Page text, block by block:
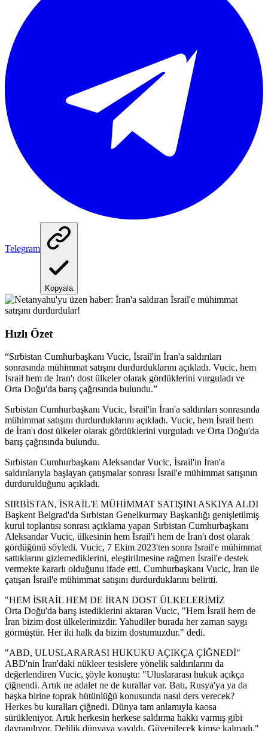
Telegram
Kopyala
Hızlı Özet
“Sırbistan Cumhurbaşkanı Vucic, İsrail'in İran'a saldırıları
sonrasında mühimmat satışını durdurduklarını açıkladı. Vucic, hem
İsrail hem de İran'ı dost ülkeler olarak gördüklerini vurguladı ve
Orta Doğu'da barış çağrısında bulundu.”
Sırbistan Cumhurbaşkanı Vucic, İsrail'in İran'a saldırıları sonrasında
mühimmat satışını durdurduklarını açıkladı. Vucic, hem İsrail hem
de İran'ı dost ülkeler olarak gördüklerini vurguladı ve Orta Doğu'da
barış çağrısında bulundu.
Sırbistan Cumhurbaşkanı Aleksandar Vucic, İsrail'in İran'a
saldırılarıyla başlayan çatışmalar sonrası İsrail'e mühimmat satışının
durdurulduğunu açıkladı.
SIRBİSTAN, İSRAİL'E MÜHİMMAT SATIŞINI ASKIYA ALDI
Başkent Belgrad'da Sırbistan Genelkurmay Başkanlığı genişletilmiş
kurul toplantısı sonrası açıklama yapan Sırbistan Cumhurbaşkanı
Aleksandar Vucic, ülkesinin hem İsrail'i hem de İran'ı dost olarak
gördüğünü söyledi. Vucic, 7 Ekim 2023'ten sonra İsrail'e mühimmat
sattıklarını gizlemediklerini, eleştirilmesine rağmen İsrail'e destek
vermekte kararlı olduğunu ifade etti. Cumhurbaşkanı Vucic, İran ile
çatışan İsrail'e mühimmat satışını durdurduklarını belirtti.
"HEM İSRAİL HEM DE İRAN DOST ÜLKELERİMİZ
Orta Doğu'da barış istediklerini aktaran Vucic, "Hem İsrail hem de
İran bizim dost ülkelerimizdir. Yahudiler burada her zaman saygı
görmüştür. Her iki halk da bizim dostumuzdur." dedi.
"ABD, ULUSLARARASI HUKUKU AÇIKÇA ÇİĞNEDİ"
ABD'nin İran'daki nükleer tesislere yönelik saldırılarını da
değerlendiren Vucic, şöyle konuştu: "Uluslararası hukuk açıkça
çiğnendi. Artık ne adalet ne de kurallar var. Batı, Rusya'ya ya da
başka birine toprak bütünlüğü konusunda nasıl ders verecek?
Herkes bu kuralları çiğnedi. Dünya tam anlamıyla kaosa
sürükleniyor. Artık herkesin herkese saldırma hakkı varmış gibi
davranılıyor. Delilik dünyaya yayıldı. Güvenilecek kimse kalmadı."